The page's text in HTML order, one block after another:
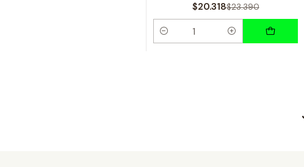
$20.318$23.390
Cantidad